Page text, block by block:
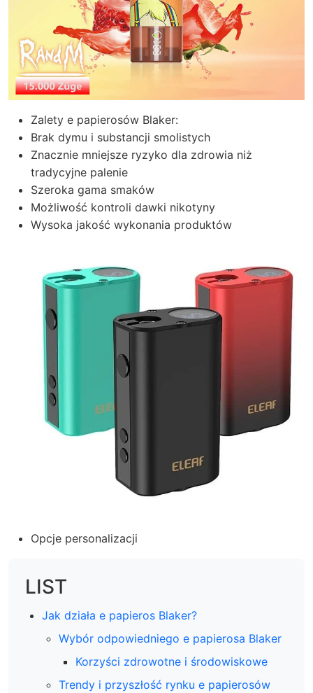
Zalety e papierosów Blaker:
Brak dymu i substancji smolistych
Znacznie mniejsze ryzyko dla zdrowia niż
tradycyjne palenie
Szeroka gama smaków
Możliwość kontroli dawki nikotyny
Wysoka jakość wykonania produktów
Opcje personalizacji
LIST
Jak działa e papieros Blaker?
Wybór odpowiedniego e papierosa Blaker
Korzyści zdrowotne i środowiskowe
Trendy i przyszłość rynku e papierosów